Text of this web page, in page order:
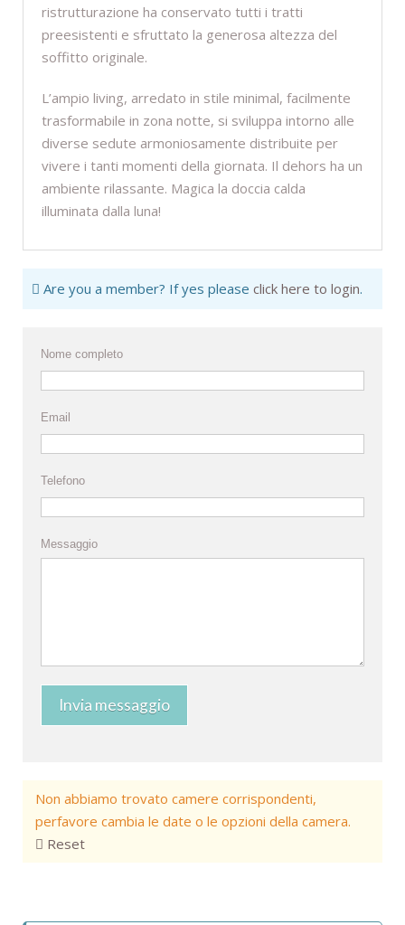
ristrutturazione ha conservato tutti i tratti
preesistenti e sfruttato la generosa altezza del
soffitto originale.
L’ampio living, arredato in stile minimal, facilmente
trasformabile in zona notte, si sviluppa intorno alle
diverse sedute armoniosamente distribuite per
vivere i tanti momenti della giornata. Il dehors ha un
ambiente rilassante. Magica la doccia calda
illuminata dalla luna!
Are you a member? If yes please click here to login.
Nome completo
Email
Telefono
Messaggio
Invia messaggio
Non abbiamo trovato camere corrispondenti,
perfavore cambia le date o le opzioni della camera.
Reset